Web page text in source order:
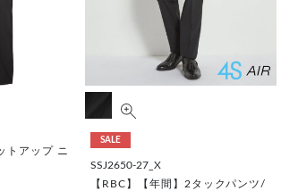
トアップ ニ
SALE
SSJ2650-27_X
【RBC】【年間】2タックパンツ/